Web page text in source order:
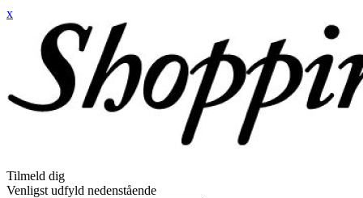
x
Tilmeld dig
Venligst udfyld nedenstående